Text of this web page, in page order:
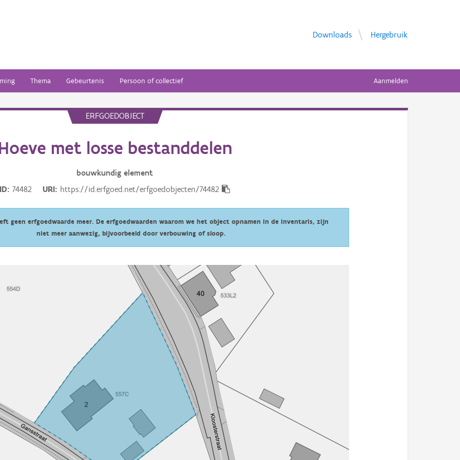
Downloads Hergebruik
Thema Gebeurtenis Persoon of collectief Aanmelden
ERFGOEDOBJECT
met losse bestanddelen
bouwkundig element
ID
74482 URI https://id.erfgoed.net/erfgoedobjecten/74482
geen erfgoedwaarde meer. De erfgoedwaarden waarom we het object opnamen in de inventaris, zijn
niet meer aanwezig, bijvoorbeeld door verbouwing of sloop.